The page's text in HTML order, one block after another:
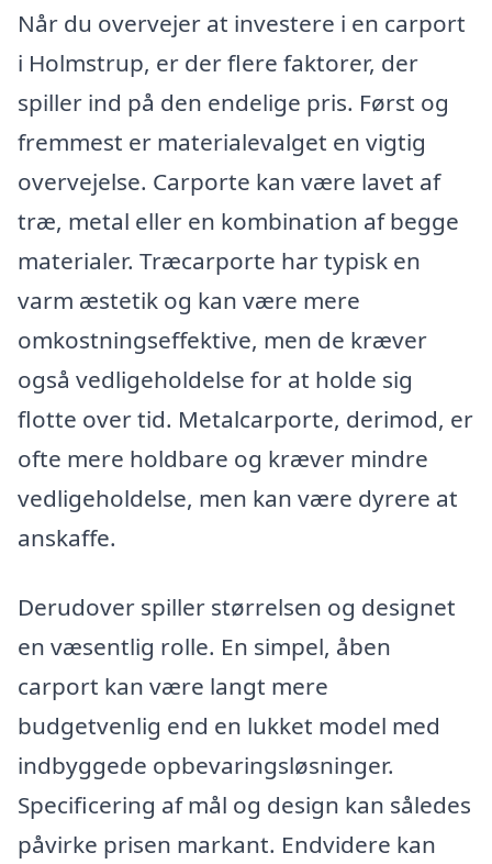
Når du overvejer at investere i en carport
i Holmstrup, er der flere faktorer, der
spiller ind på den endelige pris. Først og
fremmest er materialevalget en vigtig
overvejelse. Carporte kan være lavet af
træ, metal eller en kombination af begge
materialer. Træcarporte har typisk en
varm æstetik og kan være mere
omkostningseffektive, men de kræver
også vedligeholdelse for at holde sig
flotte over tid. Metalcarporte, derimod, er
ofte mere holdbare og kræver mindre
vedligeholdelse, men kan være dyrere at
anskaffe.
Derudover spiller størrelsen og designet
en væsentlig rolle. En simpel, åben
carport kan være langt mere
budgetvenlig end en lukket model med
indbyggede opbevaringsløsninger.
Specificering af mål og design kan således
påvirke prisen markant. Endvidere kan